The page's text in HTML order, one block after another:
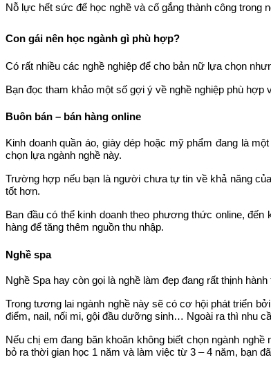
Nỗ lực hết sức để học nghề và cố gắng thành công trong
Con gái nên học ngành gì phù hợp?
Có rất nhiều các nghề nghiệp để cho bản nữ lựa chọn
Bạn đọc tham khảo một số gợi ý về nghề nghiệp phù hợp
Buôn bán – bán hàng online
Kinh doanh quần áo, giày dép hoặc mỹ phẩm đang là
chọn lựa ngành nghề này.
Trường hợp nếu bạn là người chưa tự tin về khả năng
tốt hơn.
Ban đầu có thể kinh doanh theo phương thức online,
hàng để tăng thêm nguồn thu nhập.
Nghề spa
Nghề Spa hay còn gọi là nghề làm đẹp đang rất thịnh
Trong tương lai ngành nghề này sẽ có cơ hội phát triển
điểm, nail, nối mi, gội đầu dưỡng sinh… Ngoài ra thì nhu
Nếu chị em đang băn khoăn không biết chọn ngành
bỏ ra thời gian học 1 năm và làm việc từ 3 – 4 năm, bạn